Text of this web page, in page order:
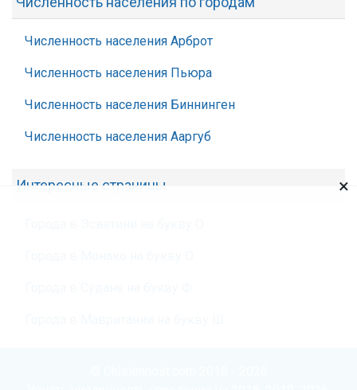
Численность населения Арброт
Численность населения Пьюра
Численность населения Биннинген
Численность населения Ааргуб
Интересные страницы ×